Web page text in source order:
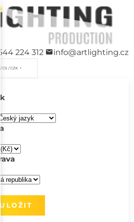
224 312 info@artlighting.cz
/ CS / CZK